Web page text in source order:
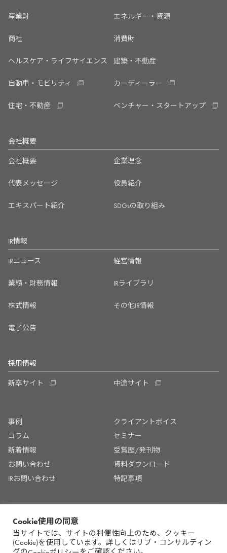
産業財 エネルギー・資源
商社 消費財
ヘルスケア・ライフサイエンス 建築・不動産
自動車・モビリティ カーディーラー
住宅・不動産 ベンチャー・スタートアップ
会社概要
会社概要 企業理念
代表メッセージ 役員紹介
エキスパート紹介 SDGsの取り組み
IR情報
IRニュース 経営情報
業績・財務情報 IRライブラリ
株式情報 その他IR情報
電子公告
採用情報
新卒サイト 中途サイト
事例
クライアントボイス
コラム
セミナー
新着情報
受賞歴/発刊物
お問い合わせ
資料ダウンロード
IRお問い合わせ
特記事項
プライバシーポリシー
生成AIガバナンス体系
Cookie使用の同意
当サイトでは、サイトの利便性向上のため、クッキー
(Cookie)を使用しています。詳しくはリブ・コンサルティン